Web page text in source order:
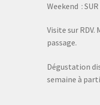
Weekend : SUR
Visite sur RDV.
passage.
Dégustation
semaine à